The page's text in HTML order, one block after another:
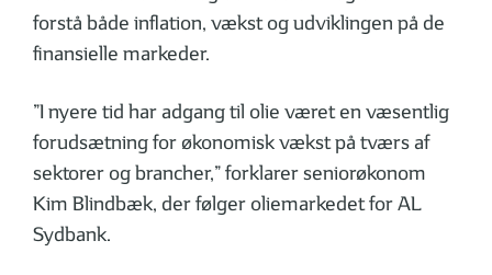
forstå både inflation, vækst og udviklingen på de
finansielle markeder.
”I nyere tid har adgang til olie været en væsentlig
forudsætning for økonomisk vækst på tværs af
sektorer og brancher,” forklarer seniorøkonom
Kim Blindbæk, der følger oliemarkedet for AL
Sydbank.